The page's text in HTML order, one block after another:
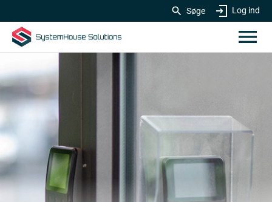
Søge Log ind